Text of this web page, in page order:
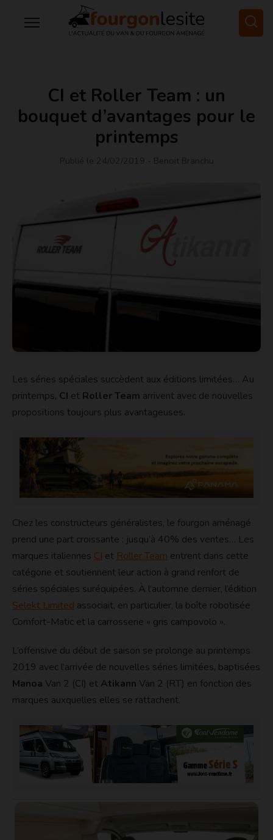
CI et Roller Team : un
bouquet d’avantages pour le
printemps
Les séries spéciales succèdent aux éditions limitées… Au
printemps, CI et Roller Team arrivent avec de nouvelles
propositions toujours plus avantageuses.
Chez les constructeurs généralistes, le fourgon aménagé
prend une part croissante : jusqu’à 40% des ventes… Les
marques italiennes CI et Roller Team entrent dans cette
catégorie et soutiennent leur action à grand renfort de
séries spéciales suréquipées. À l’automne dernier, l’édition
Selekt Limited associait, en particulier, la boîte robotisée
Comfort-Matic et la carrosserie « gris campovolo ».
L’offensive du début de saison se prolonge au printemps
2019 avec l’arrivée de nouvelles séries limitées, baptisées
Manoa Van 2 (CI) et Atikann Van 2 (RT) en fonction des
marques auxquelles elles se rattachent.